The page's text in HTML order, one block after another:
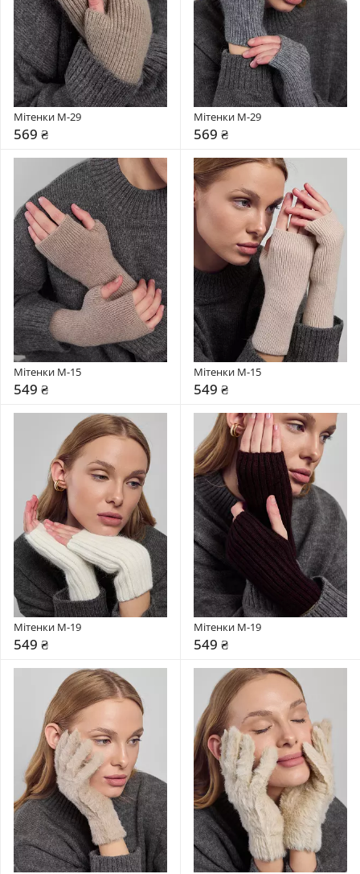
Мітенки М-29
569 ₴
Мітенки М-29
569 ₴
Мітенки М-15
549 ₴
Мітенки М-15
549 ₴
Мітенки М-19
549 ₴
Мітенки М-19
549 ₴